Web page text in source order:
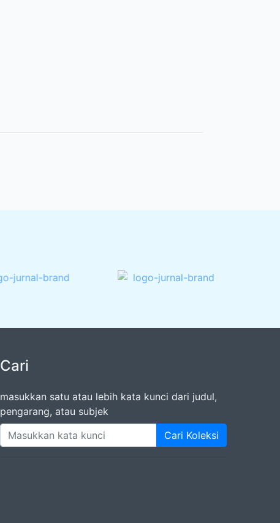
Cari
masukkan satu atau lebih kata kunci dari judul,
pengarang, atau subjek
Cari Koleksi